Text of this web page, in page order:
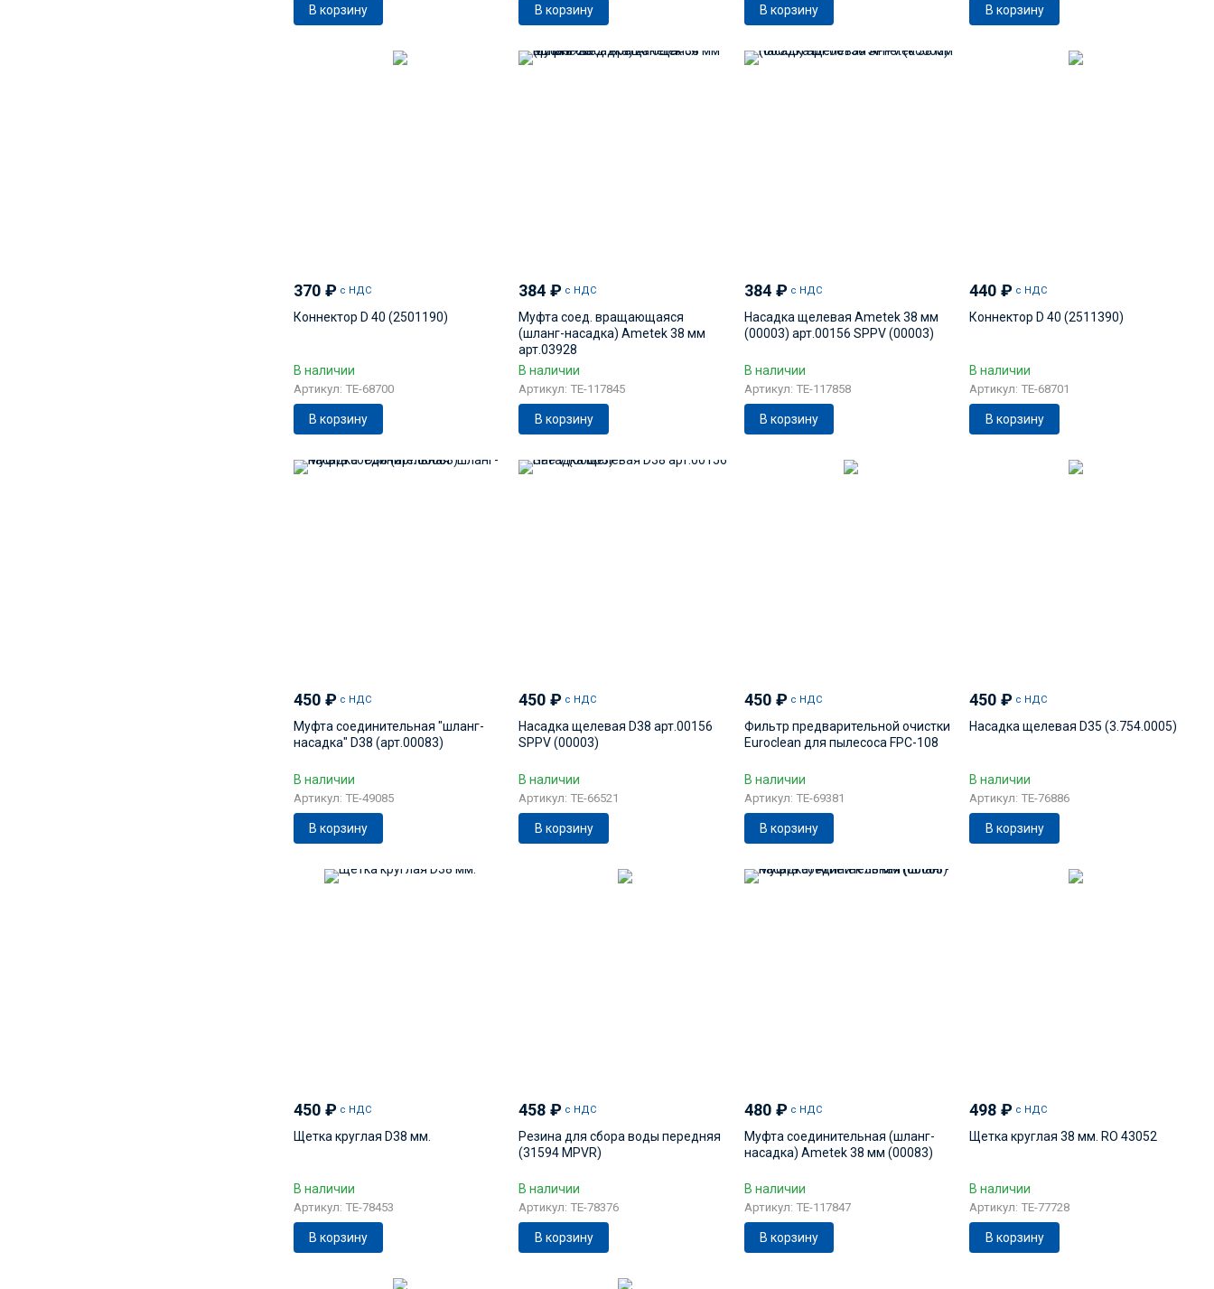
В корзину В корзину В корзину В корзину
370 ₽ с НДС
Коннектор D 40 (2501190)
В наличии
Артикул: TE-68700
В корзину
384₽ с НДС
Муфта соед. вращающаяся
(шланг-насадка) Ametek 38 мм
арт.03928
В наличии
Артикул: TE-117845
В корзину
384 ₽ с НДС
Насадка щелевая Ametek 38 мм
(00003) арт.00156 SPPV (00003)
В наличии
Артикул: TE-117858
В корзину
440₽ с НДС
Коннектор D 40 (2511390)
В наличии
Артикул: TE-68701
В корзину
450 ₽ с НДС
Муфта соединительная "шланг-
насадка" D38 (арт.00083)
В наличии
Артикул: TE-49085
В корзину
450₽ с НДС
Насадка щелевая D38 арт.00156
SPPV (00003)
В наличии
Артикул: TE-66521
В корзину
450 ₽ с НДС
Фильтр предварительной очистки
Euroclean для пылесоса FPC-108
В наличии
Артикул: TE-69381
В корзину
450₽ с НДС
Насадка щелевая D35 (3.754.0005)
В наличии
Артикул: TE-76886
В корзину
450 ₽ с НДС
Щетка круглая D38 мм.
В наличии
Артикул: TE-78453
В корзину
458₽ с НДС
Резина для сбора воды передняя
(31594 MPVR)
В наличии
Артикул: TE-78376
В корзину
480 ₽ с НДС
Муфта соединительная (шланг-
насадка) Ametek 38 мм (00083)
В наличии
Артикул: TE-117847
В корзину
498₽ с НДС
Щетка круглая 38 мм. RO 43052
В наличии
Артикул: TE-77728
В корзину